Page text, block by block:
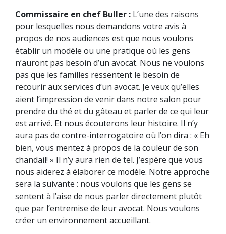
Commissaire en chef Buller : L’une des raisons
pour lesquelles nous demandons votre avis à
propos de nos audiences est que nous voulons
établir un modèle ou une pratique où les gens
n’auront pas besoin d’un avocat. Nous ne voulons
pas que les familles ressentent le besoin de
recourir aux services d’un avocat. Je veux qu’elles
aient l’impression de venir dans notre salon pour
prendre du thé et du gâteau et parler de ce qui leur
est arrivé. Et nous écouterons leur histoire. Il n’y
aura pas de contre-interrogatoire où l’on dira : « Eh
bien, vous mentez à propos de la couleur de son
chandail! » Il n’y aura rien de tel. J’espère que vous
nous aiderez à élaborer ce modèle. Notre approche
sera la suivante : nous voulons que les gens se
sentent à l’aise de nous parler directement plutôt
que par l’entremise de leur avocat. Nous voulons
créer un environnement accueillant.